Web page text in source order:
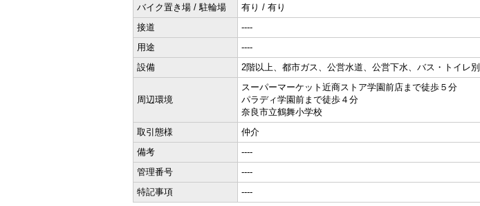
バイク置き場 / 駐輪場
有り / 有り
接道
----
用途
----
設備
2階以上、都市ガス、公営水道、公営下水、バス・トイレ別
周辺環境
スーパーマーケット近商ストア学園前店まで徒歩５分
パラディ学園前まで徒歩４分
奈良市立鶴舞小学校
取引態様
仲介
備考
----
管理番号
----
特記事項
----